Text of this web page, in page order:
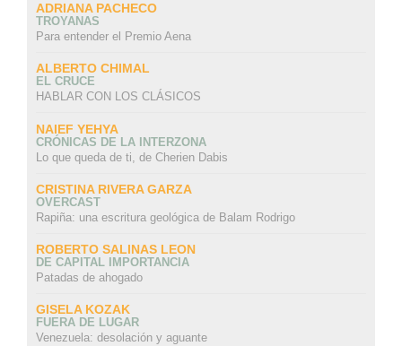
ADRIANA PACHECO
TROYANAS
Para entender el Premio Aena
ALBERTO CHIMAL
EL CRUCE
HABLAR CON LOS CLÁSICOS
NAIEF YEHYA
CRÓNICAS DE LA INTERZONA
Lo que queda de ti, de Cherien Dabis
CRISTINA RIVERA GARZA
OVERCAST
Rapiña: una escritura geológica de Balam Rodrigo
ROBERTO SALINAS LEON
DE CAPITAL IMPORTANCIA
Patadas de ahogado
GISELA KOZAK
FUERA DE LUGAR
Venezuela: desolación y aguante